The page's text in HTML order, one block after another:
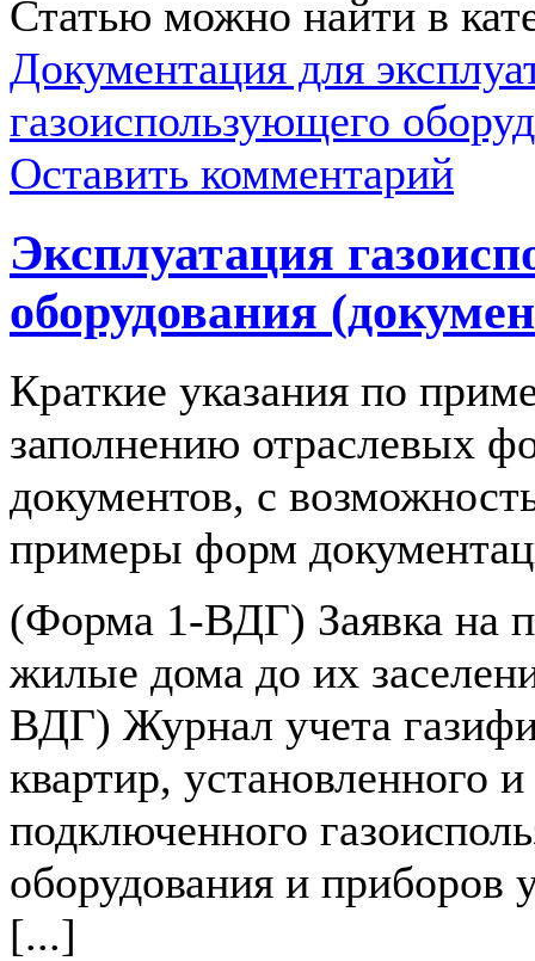
Статью можно найти в
Документация для
газоиспользующего
Оставить комментарий
Эксплуатация
оборудования
Краткие указания по
заполнению отраслевых
документов, с
примеры форм
(Форма 1-ВДГ) Заявка на
жилые дома до их
ВДГ) Журнал учета
квартир, установленного и
подключенного
оборудования и приборов
[...]